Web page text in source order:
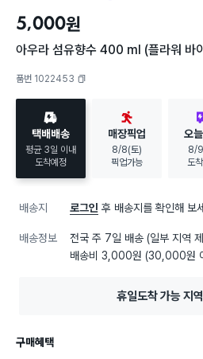
5,000원
아우라 섬유향수 400 ml (플라워 바
품번 1022453
택배배송
평균 3일 이내
도착예정
매장픽업
8/8(토)
픽업가능
오
8/
도
배송지 로그인 후 배송지를 확인해 보
배송정보 전국 주 7일 배송 (일부 지역
배송비 3,000원 (30,000원
휴일도착 가능 지
구매혜택